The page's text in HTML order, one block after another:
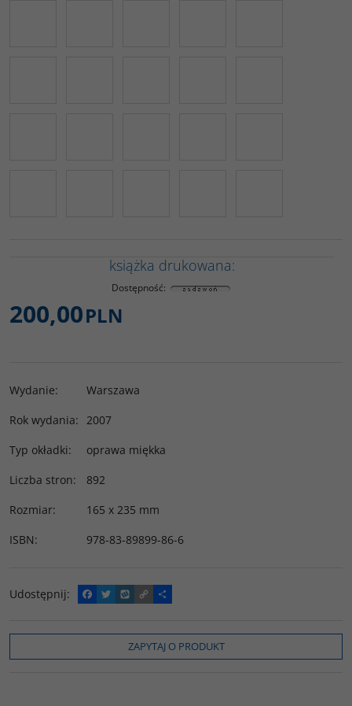
książka drukowana:
Dostępność:
200,00PLN
Wydanie:
Warszawa
Rok wydania: 2007
Typ okładki:
oprawa miękka
Liczba stron:
892
Rozmiar:
165 x 235 mm
ISBN: 978-83-89899-86-6
Udostępnij:
F
a
e
o
T
w
t
e
W
y
o
p
C
o
y
L
i
P
o
z
i
e
ZAPYTAJ O PRODUKT